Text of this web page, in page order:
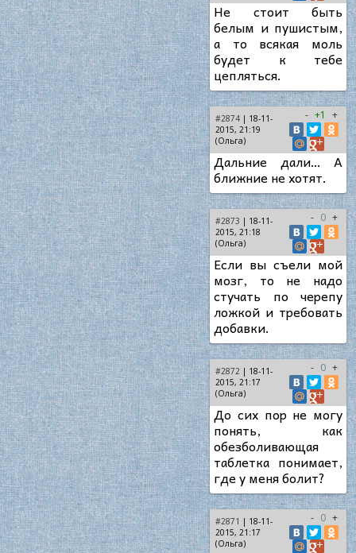
Не стоит быть
белым и пушистым,
а то всякая моль
будет к тебе
цепляться.
#2874 | 18-11-
2015, 21:19
(Ольга)
- +1 +
Дальние дали… А
ближние не хотят.
#2873 | 18-11-
2015, 21:18
(Ольга)
- 0 +
Если вы съели мой
мозг, то не надо
стучать по черепу
ложкой и требовать
добавки.
#2872 | 18-11-
2015, 21:17
(Ольга)
- 0 +
До сих пор не могу
понять, как
обезболивающая
таблетка понимает,
где у меня болит?
#2871 | 18-11-
2015, 21:17
(Ольга)
- 0 +